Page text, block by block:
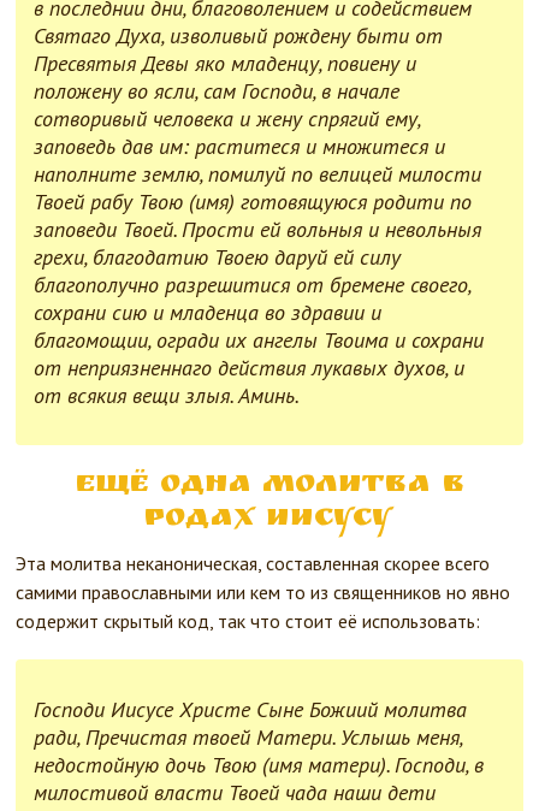
в последнии дни, благоволением и содействием
Святаго Духа, изволивый рождену быти от
Пресвятыя Девы яко младенцу, повиену и
положену во ясли, сам Господи, в начале
сотворивый человека и жену спрягий ему,
заповедь дав им: раститеся и множитеся и
наполните землю, помилуй по велицей милости
Твоей рабу Твою (имя) готовящуюся родити по
заповеди Твоей. Прости ей вольныя и невольныя
грехи, благодатию Твоею даруй ей силу
благополучно разрешитися от бремене своего,
сохрани сию и младенца во здравии и
благомощии, огради их ангелы Твоима и сохрани
от неприязненнаго действия лукавых духов, и
от всякия вещи злыя. Аминь.
Ещё одна молитва в
родах Иисусу
Эта молитва неканоническая, составленная скорее всего
самими православными или кем то из священников но явно
содержит скрытый код, так что стоит её использовать:
Господи Иисусе Христе Сыне Божиий молитва
ради, Пречистая твоей Матери. Услышь меня,
недостойную дочь Твою (имя матери). Господи, в
милостивой власти Твоей чада наши дети